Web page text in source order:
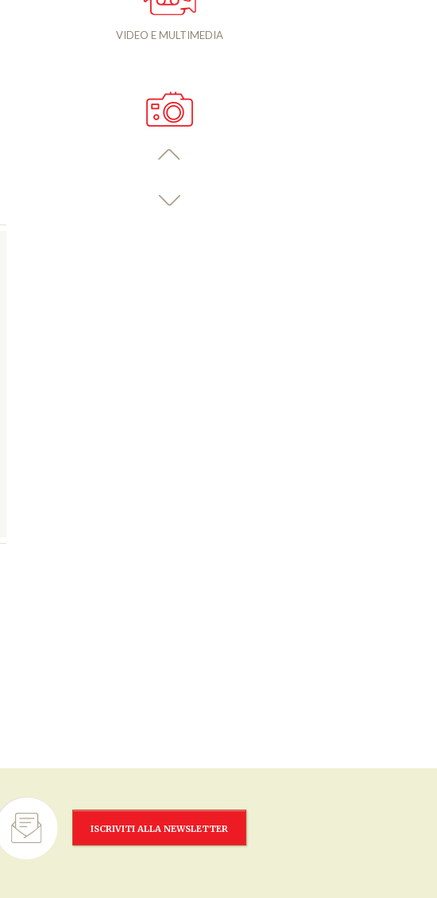
VIDEO E MULTIMEDIA
ISCRIVITI ALLA NEWSLETTER